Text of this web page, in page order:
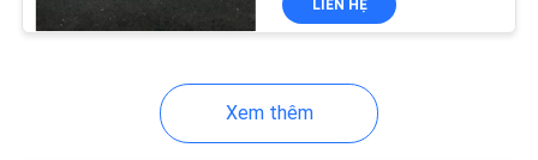
Hạt PVC mềm
LIÊN HỆ
Xem thêm